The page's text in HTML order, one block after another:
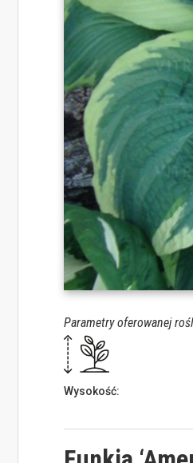
Parametry oferowanej
Wysokość: